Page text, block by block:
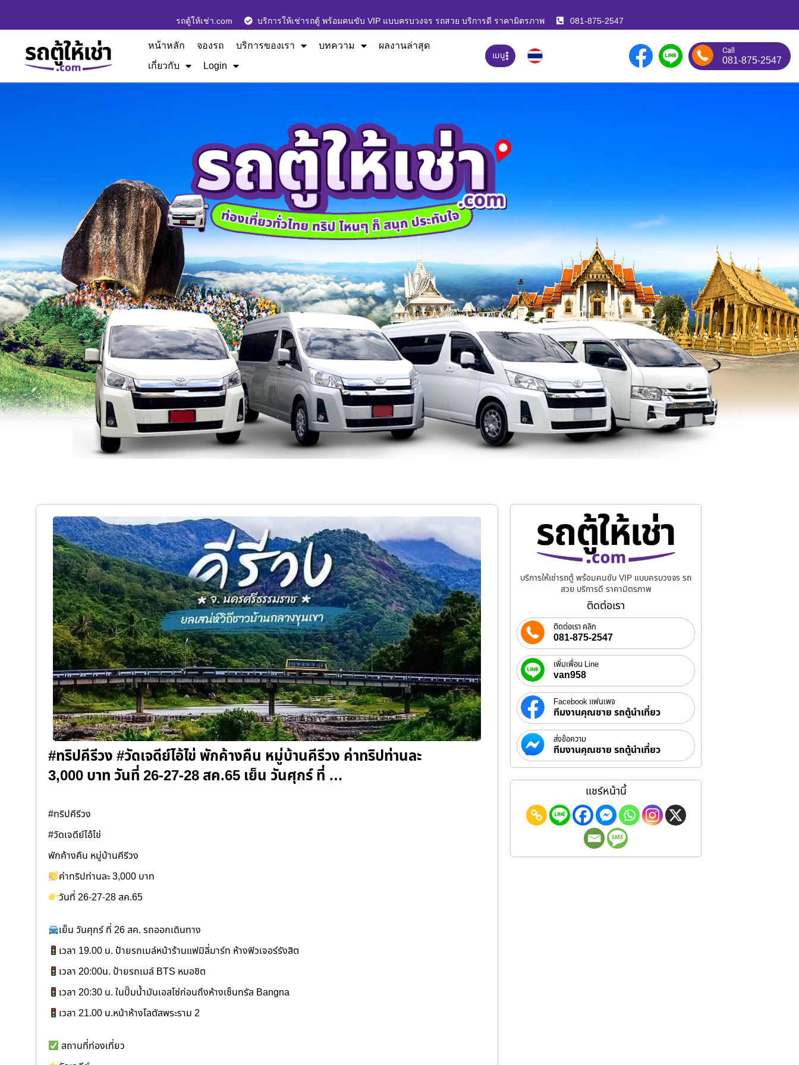
รถตู้ให้เช่า.com บริการให้เช่ารถตู้ พร้อมคนขับ VIP แบบครบวงจร รถสวย บริการดี ราคามิตรภาพ 081-875-2547
หน้าหลัก จองรถ บริการของเรา บทความ
ผลงานล่าสุด
เกี่ยวกับ
Login
เมนู Call
081-875-2547
#ทริปคีรีวง #วัดเจดีย์ไอ้ไข่ พักค้างคืน หมู่บ้านคีรีวง ค่าทริปท่านละ
3,000 บาท วันที่ 26-27-28 สค.65 เย็น วันศุกร์ ที่ …
#ทริปคีรีวง
#วัดเจดีย์ไอ้ไข่
พักค้างคืน หมู่บ้านคีรีวง
ค่าทริปท่านละ 3,000 บาท
วันที่ 26-27-28 สค.65
เย็น วันศุกร์ ที่ 26 สค. รถออกเดินทาง
เวลา 19.00 น. ป้ายรถเมล์หน้าร้านแฟมิลี่มาร์ท ห้างฟิวเจอร์รังสิต
เวลา 20:00น. ป้ายรถเมล์ BTS หมอชิต
เวลา 20:30 น. ในปั๊มน้ำมันเอสโซ่ก่อนถึงห้างเซ็นทรัล Bangna
เวลา 21.00 น.หน้าห้างโลตัสพระราม 2
สถานที่ท่องเที่ยว
บริการให้เช่ารถตู้ พร้อมคนขับ VIP แบบครบวงจร รถ
สวย บริการดี ราคามิตรภาพ
ติดต่อเรา
ติดต่อเรา คลิก
081-875-2547
เพิ่มเพื่อน Line
van958
Facebook แฟนเพจ
ทีมงานคุณชาย รถตู้นำเที่ยว
ส่งข้อความ
ทีมงานคุณชาย รถตู้นำเที่ยว
แชร์หน้านี้